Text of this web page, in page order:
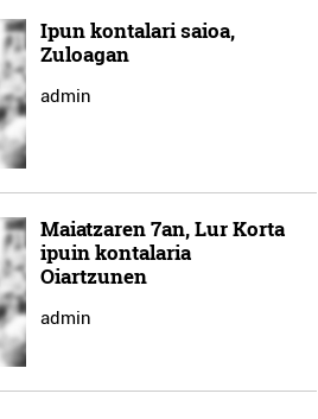
Ipun kontalari saioa,
Zuloagan
admin
Maiatzaren 7an, Lur Korta
ipuin kontalaria
Oiartzunen
admin